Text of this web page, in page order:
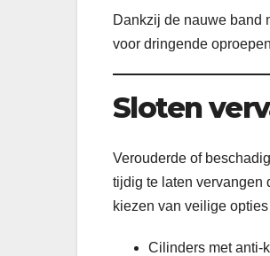
Dankzij de nauwe band
voor dringende
Sloten
Verouderde of
tijdig te laten vervangen
kiezen van veilige
Cilinders met anti-